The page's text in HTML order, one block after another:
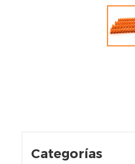
Categorías